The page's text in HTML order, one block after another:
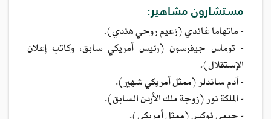
مستشارون مشاهير:
- ماتهاما غاندي (زعيم روحي هندي).
- توماس جيفرسون (رئيس أمريكي سابق، وكاتب إعلان
الإستقلال).
- آدم ساندلر (ممثل أمريكي شهير).
- الملكة نور (زوجة ملك الأردن السابق).